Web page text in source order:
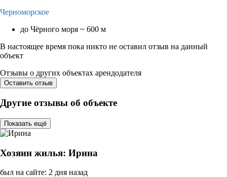
Черноморское
до Чёрного моря ~ 600 м
В настоящее время пока никто не оставил отзыв на данный
объект
Отзывы о других объектах арендодателя
Оставить отзыв
Другие отзывы об объекте
Показать ещё
Хозяин жилья: Ирина
был на сайте: 2 дня назад